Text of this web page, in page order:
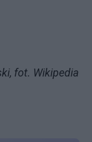
fot. Wikipedia